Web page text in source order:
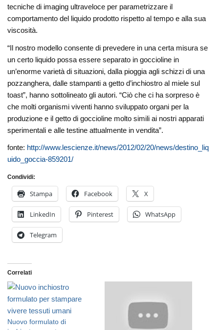
tecniche di imaging ultraveloce per parametrizzare il
comportamento del liquido prodotto rispetto al tempo e alla sua
viscosità.
“Il nostro modello consente di prevedere in una certa misura se
un certo liquido possa essere separato in goccioline in
un’enorme varietà di situazioni, dalla pioggia agli schizzi di una
pozzanghera, dalle stampanti a getto d’inchiostro al miele sul
toast”, hanno sottolineato gli autori. “Ciò che ci ha sorpreso è
che molti organismi viventi hanno sviluppato organi per la
produzione e il getto di goccioline molto simili ai nostri apparati
sperimentali e alle testine attualmente in vendita”.
fonte: http://www.lescienze.it/news/2012/02/20/news/destino_liq
uido_goccia-859201/
Condividi:
Stampa Facebook X
LinkedIn Pinterest WhatsApp
Telegram
Correlati
Nuovo formulato di